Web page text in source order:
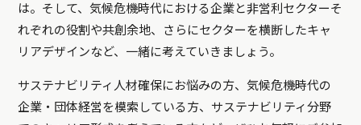
は。そして、気候危機時代における企業と非営利セクターそ
れぞれの役割や共創余地、さらにセクターを横断したキャ
リアデザインなど、一緒に考えていきましょう。
サステナビリティ人材確保にお悩みの方、気候危機時代の
企業・団体経営を模索している方、サステナビリティ分野